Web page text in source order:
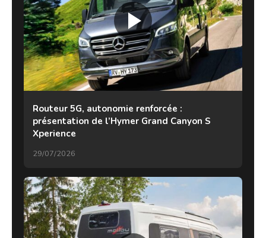
Routeur 5G, autonomie renforcée :
présentation de l’Hymer Grand Canyon S
Xperience
29/07/2026